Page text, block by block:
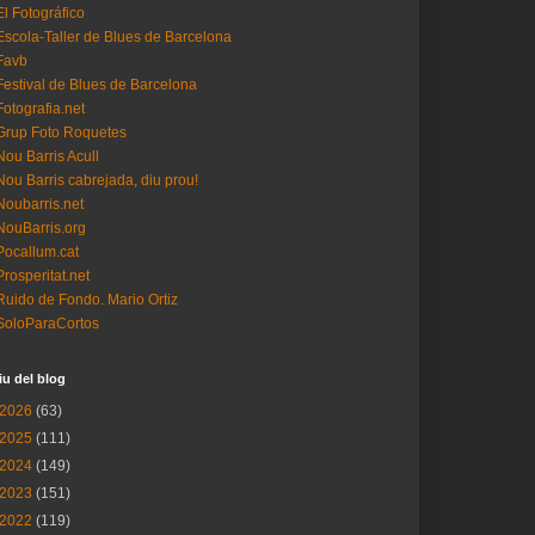
Fotográfico
Taller de Blues de Barcelona
de Blues de Barcelona
Foto Roquetes
Barris Acull
Barris cabrejada, diu prou!
de Fondo. Mario Ortiz
del blog
2026 (63)
2025 (111)
2024 (149)
2023 (151)
2022 (119)